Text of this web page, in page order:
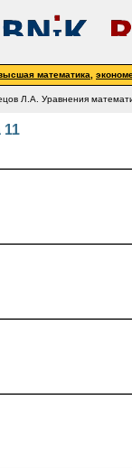
математика
Л.А. Уравнения
11